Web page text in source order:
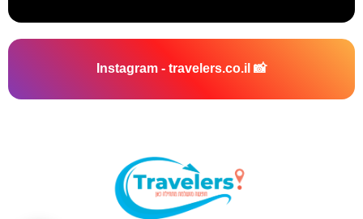
📸 Instagram - travelers.co.il